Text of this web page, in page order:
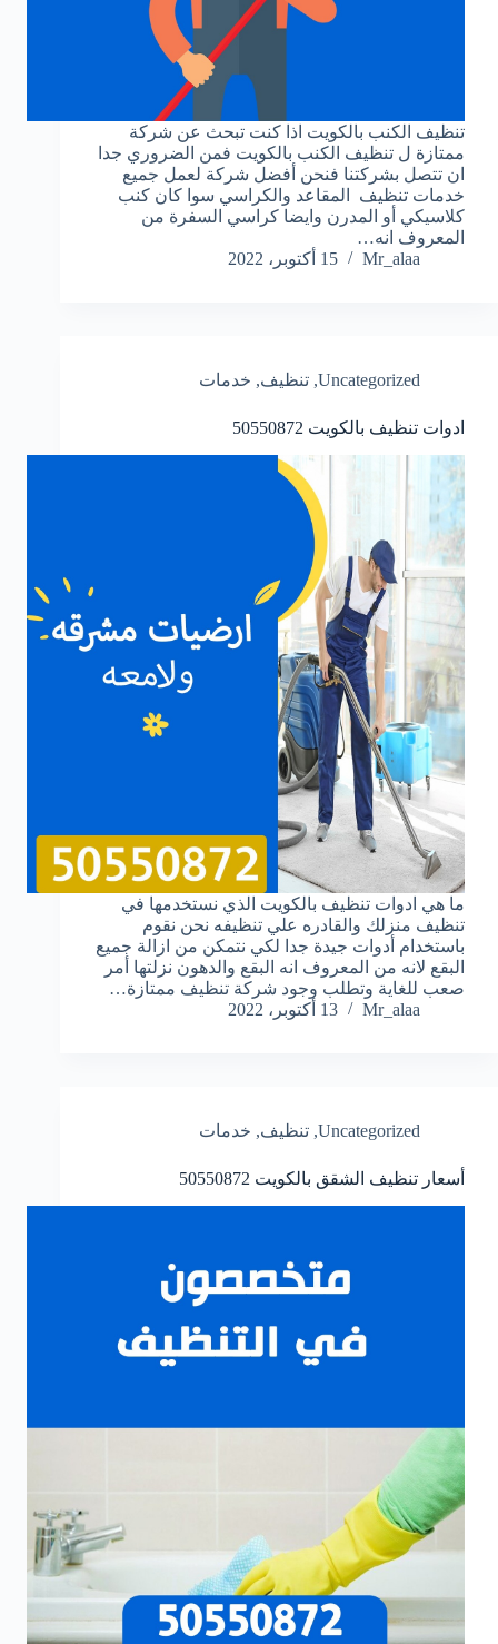
تنظيف الكنب بالكويت ‏اذا كنت تبحث عن شركة
ممتازة ل تنظيف الكنب بالكويت فمن الضروري جدا
ان تتصل بشركتنا فنحن أفضل شركة لعمل جميع
خدمات تنظيف المقاعد والكراسي سوا كان كنب
كلاسيكي أو المدرن وايضا كراسي السفرة ‏من
المعروف انه…
Mr_alaa
15 أكتوبر، 2022
Uncategorized
, تنظيف, خدمات
ادوات تنظيف بالكويت 50550872
‏‏ما هي ادوات تنظيف بالكويت الذي نستخدمها في
تنظيف منزلك والقادره علي تنظيفه ‏نحن نقوم
باستخدام أدوات جيدة جدا لكي نتمكن من ازالة جميع
البقع لانه من المعروف انه البقع والدهون نزلتها أمر
صعب للغاية وتطلب وجود شركة تنظيف ممتازة…
Mr_alaa
13 أكتوبر، 2022
Uncategorized
, تنظيف, خدمات
أسعار تنظيف الشقق بالكويت 50550872